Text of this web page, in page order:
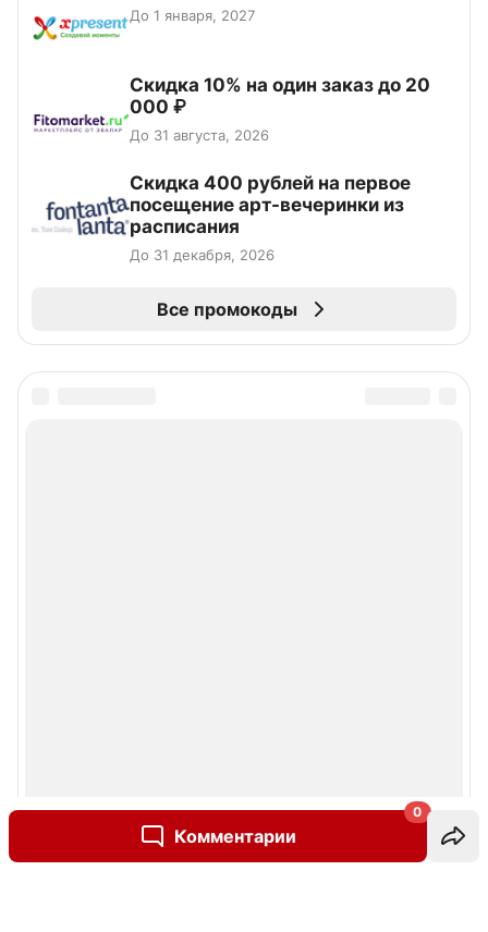
Комментарии
0
До 1 января, 2027
Скидка 10% на один заказ до 20
000 ₽
До 31 августа, 2026
Cкидка 400 рублей на первое
посещение арт-вечеринки из
расписания
До 31 декабря, 2026
Все промокоды